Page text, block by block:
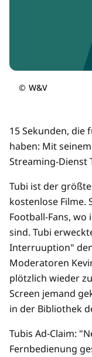
© W&V
15 Sekunden,
haben: Mit
Streaming-Dienst
Tubi ist der
kostenlose Filme.
Football-Fans,
sind. Tubi
Interruuption"
Moderatoren
plötzlich wieder
Screen jemand
in der Bibliothek
Tubis Ad-Claim:
Fernbedienung